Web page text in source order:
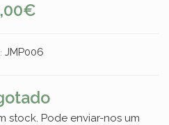
JMP006
stock. Pode enviar-nos um